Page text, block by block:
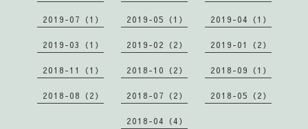
2019-07（1） 2019-05（1） 2019-04（1）
2019-03（1） 2019-02（2） 2019-01（2）
2018-11（1） 2018-10（2） 2018-09（1）
2018-08（2） 2018-07（2） 2018-05（2）
2018-04（4）